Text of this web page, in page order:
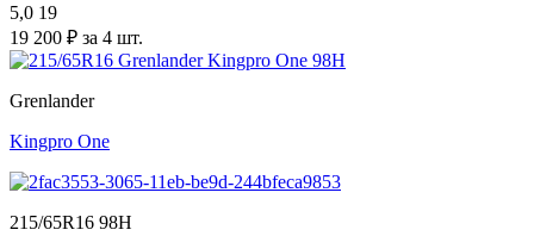
5,0 19
19 200 ₽ за 4 шт.
Grenlander
Kingpro One
215/65R16 98H